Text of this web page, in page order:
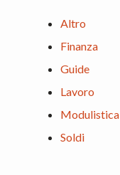
Altro
Finanza
Guide
Lavoro
Modulistica
Soldi